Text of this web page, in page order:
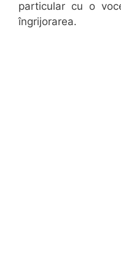
particular cu o
îngrijorarea.